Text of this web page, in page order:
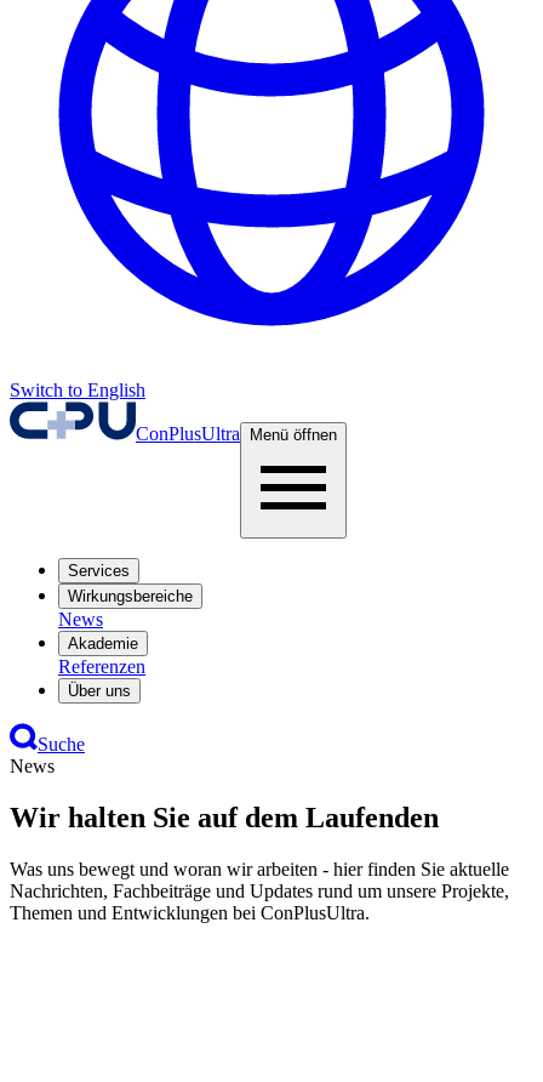
Switch to English
ConPlusUltra Menü öffnen
Services
Wirkungsbereiche
News
Akademie
Referenzen
Über uns
Suche
News
Wir halten Sie auf dem Laufenden
Was uns bewegt und woran wir arbeiten - hier finden Sie aktuelle
Nachrichten, Fachbeiträge und Updates rund um unsere Projekte,
Themen und Entwicklungen bei ConPlusUltra.